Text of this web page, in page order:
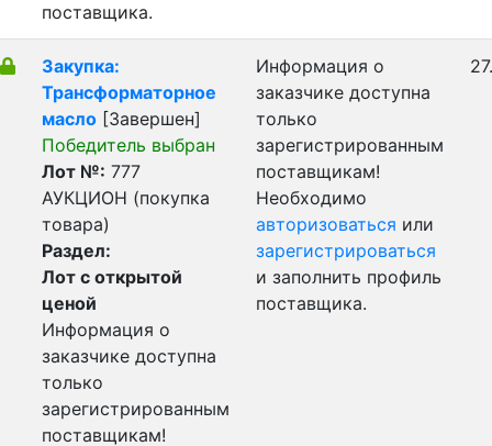
поставщика.
Закупка:
Трансформаторное
масло [Завершен]
Победитель выбран
Лот №: 777
АУКЦИОН (покупка
товара)
Раздел:
Лот с открытой
ценой
Информация о
заказчике доступна
только
зарегистрированным
поставщикам!
Информация о
заказчике доступна
только
зарегистрированным
поставщикам!
Необходимо
авторизоваться или
зарегистрироваться
и заполнить профиль
поставщика.